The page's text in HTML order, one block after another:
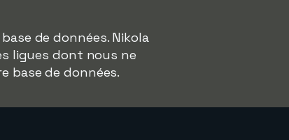
de données. Nikola
ligues dont nous ne
base de données.